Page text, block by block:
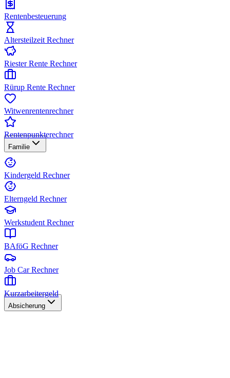
Rentenbesteuerung
Altersteilzeit Rechner
Riester Rente Rechner
Rürup Rente Rechner
Witwenrentenrechner
Rentenpunkterechner
Familie
Kindergeld Rechner
Elterngeld Rechner
Werkstudent Rechner
BAföG Rechner
Job Car Rechner
Kurzarbeitergeld
Absicherung